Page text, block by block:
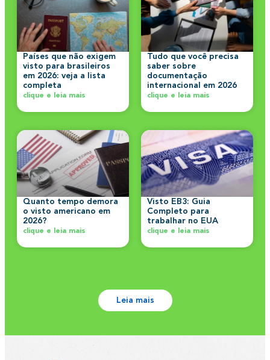
Países que não exigem
visto para brasileiros
em 2026: veja a lista
completa
clique e leia mais
Tudo que você precisa
saber sobre
documentação
internacional em 2026
clique e leia mais
Quanto tempo demora
o visto americano em
2026?
clique e leia mais
Visto EB3: Guia
Completo para
trabalhar no EUA
clique e leia mais
Leia mais